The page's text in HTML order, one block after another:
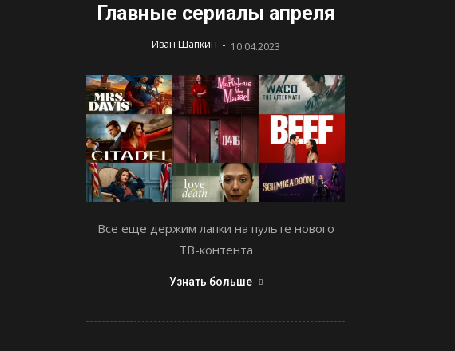
Главные сериалы апреля
Иван Шапкин - 10.04.2023
Все еще держим лапки на пульте нового
ТВ-контента
Узнать больше